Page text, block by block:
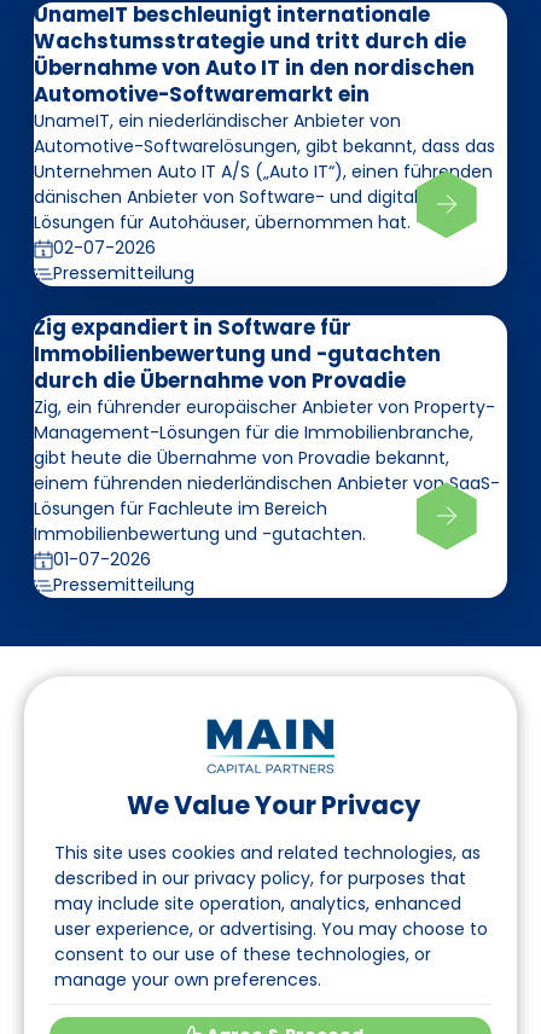
We Value Your Privacy
This site uses cookies and related technologies, as
described in our privacy policy, for purposes that
may include site operation, analytics, enhanced
user experience, or advertising. You may choose to
consent to our use of these technologies, or
manage your own preferences.
UnameIT beschleunigt internationale
Wachstumsstrategie und tritt durch die
Übernahme von Auto IT in den nordischen
Automotive-Softwaremarkt ein
UnameIT, ein niederländischer Anbieter von
Automotive-Softwarelösungen, gibt bekannt, dass das
Unternehmen Auto IT A/S („Auto IT“), einen führenden
dänischen Anbieter von Software- und digitalen
Lösungen für Autohäuser, übernommen hat.
02-07-2026
Pressemitteilung
Zig expandiert in Software für
Immobilienbewertung und -gutachten
durch die Übernahme von Provadie
Zig, ein führender europäischer Anbieter von Property-
Management-Lösungen für die Immobilienbranche,
gibt heute die Übernahme von Provadie bekannt,
einem führenden niederländischen Anbieter von SaaS-
Lösungen für Fachleute im Bereich
Immobilienbewertung und -gutachten.
01-07-2026
Pressemitteilung
Folgen Sie uns auf LinkedIn
Seite
Über uns